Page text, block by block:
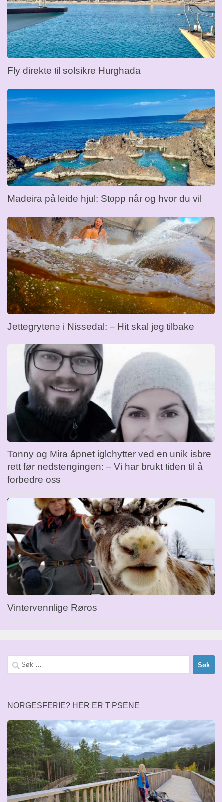
Fly direkte til solsikre Hurghada
Madeira på leide hjul: Stopp når og hvor du vil
Jettegrytene i Nissedal: – Hit skal jeg tilbake
Tonny og Mira åpnet iglohytter ved en unik isbre
rett før nedstengingen: – Vi har brukt tiden til å
forbedre oss
Vintervennlige Røros
Søk
etter:
NORGESFERIE? HER ER TIPSENE